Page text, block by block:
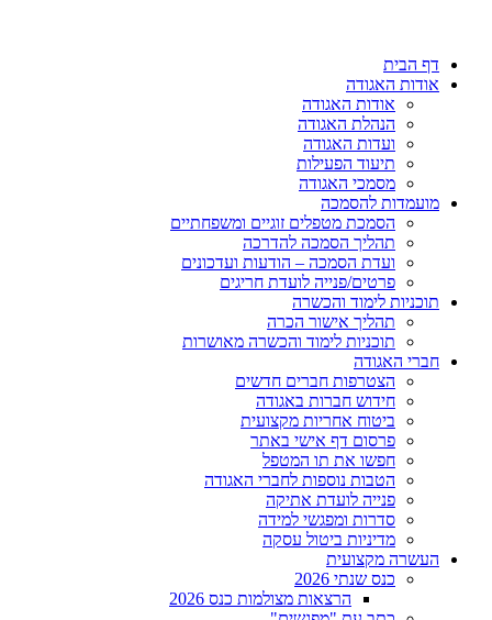
דף הבית
אודות האגודה
אודות האגודה
הנהלת האגודה
ועדות האגודה
תיעוד הפעילות
מסמכי האגודה
מועמדות להסמכה
הסמכת מטפלים זוגיים ומשפחתיים
תהליך הסמכה להדרכה
ועדת הסמכה – הודעות ועדכונים
פרטים/פנייה לועדת חריגים
תוכניות לימוד והכשרה
תהליך אישור הכרה
תוכניות לימוד והכשרה מאושרות
חברי האגודה
הצטרפות חברים חדשים
חידוש חברות באגודה
ביטוח אחריות מקצועית
פרסום דף אישי באתר
חפשו את תו המטפל
הטבות נוספות לחברי האגודה
פנייה לועדת אתיקה
סדרות ומפגשי למידה
מדיניות ביטול עסקה
העשרה מקצועית
כנס שנתי 2026
הרצאות מצולמות כנס 2026